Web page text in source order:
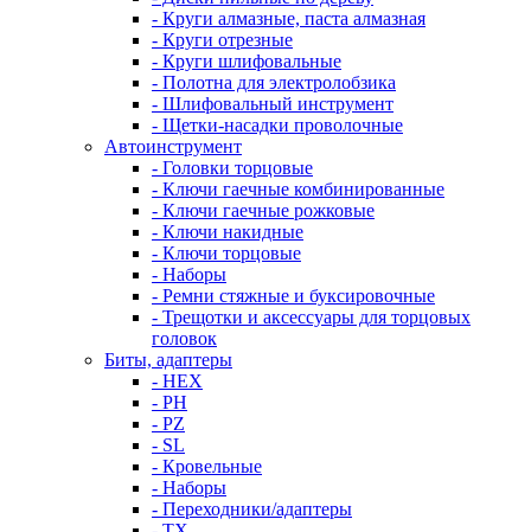
- Круги алмазные, паста алмазная
- Круги отрезные
- Круги шлифовальные
- Полотна для электролобзика
- Шлифовальный инструмент
- Щетки-насадки проволочные
Автоинструмент
- Головки торцовые
- Ключи гаечные комбинированные
- Ключи гаечные рожковые
- Ключи накидные
- Ключи торцовые
- Наборы
- Ремни стяжные и буксировочные
- Трещотки и аксессуары для торцовых
головок
Биты, адаптеры
- HEX
- PH
- PZ
- SL
- Кровельные
- Наборы
- Переходники/адаптеры